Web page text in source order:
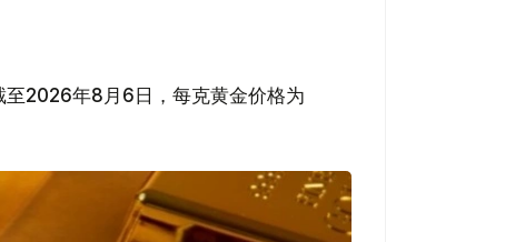
至2026年8月6日，每克黄金价格为